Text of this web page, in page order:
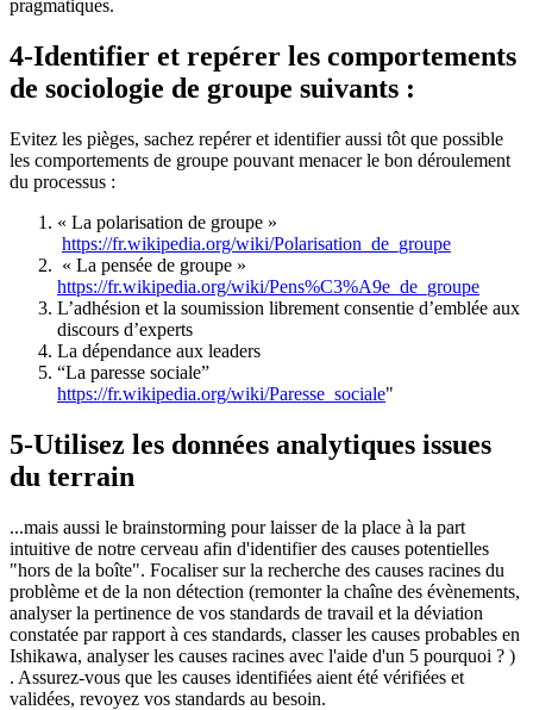
pragmatiques.
4-Identifier et repérer les comportements
de sociologie de groupe suivants :
Evitez les pièges, sachez repérer et identifier aussi tôt que possible
les comportements de groupe pouvant menacer le bon déroulement
du processus :
« La polarisation de groupe »
https://fr.wikipedia.org/wiki/Polarisation_de_groupe
« La pensée de groupe »
https://fr.wikipedia.org/wiki/Pens%C3%A9e_de_groupe
L’adhésion et la soumission librement consentie d’emblée aux
discours d’experts
La dépendance aux leaders
“La paresse sociale”
https://fr.wikipedia.org/wiki/Paresse_sociale"
5-Utilisez les données analytiques issues
du terrain
...mais aussi le brainstorming pour laisser de la place à la part
intuitive de notre cerveau afin d'identifier des causes potentielles
"hors de la boîte". Focaliser sur la recherche des causes racines du
problème et de la non détection (remonter la chaîne des évènements,
analyser la pertinence de vos standards de travail et la déviation
constatée par rapport à ces standards, classer les causes probables en
Ishikawa, analyser les causes racines avec l'aide d'un 5 pourquoi ? )
. Assurez-vous que les causes identifiées aient été vérifiées et
validées, revoyez vos standards au besoin.